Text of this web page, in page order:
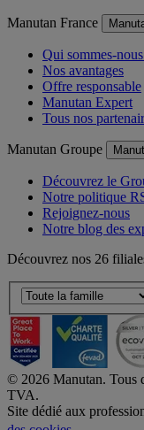
Manutan France
Qui sommes-
Nos avantages
Offre responsable
Manutan Expert
Tous nos
Manutan Groupe
Découvrez le
Notre politique
Rejoignez-nous
Notre blog des
Découvrez nos 26
© 2026 Manutan. Tous
TVA.
Site dédié aux